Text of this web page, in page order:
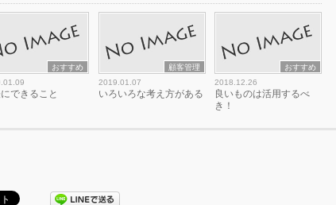
おすすめ
できること
顧客管理
2019.01.07
いろいろな考え方がある
おすすめ
2018.12.26
良いものは活用するべ
き！